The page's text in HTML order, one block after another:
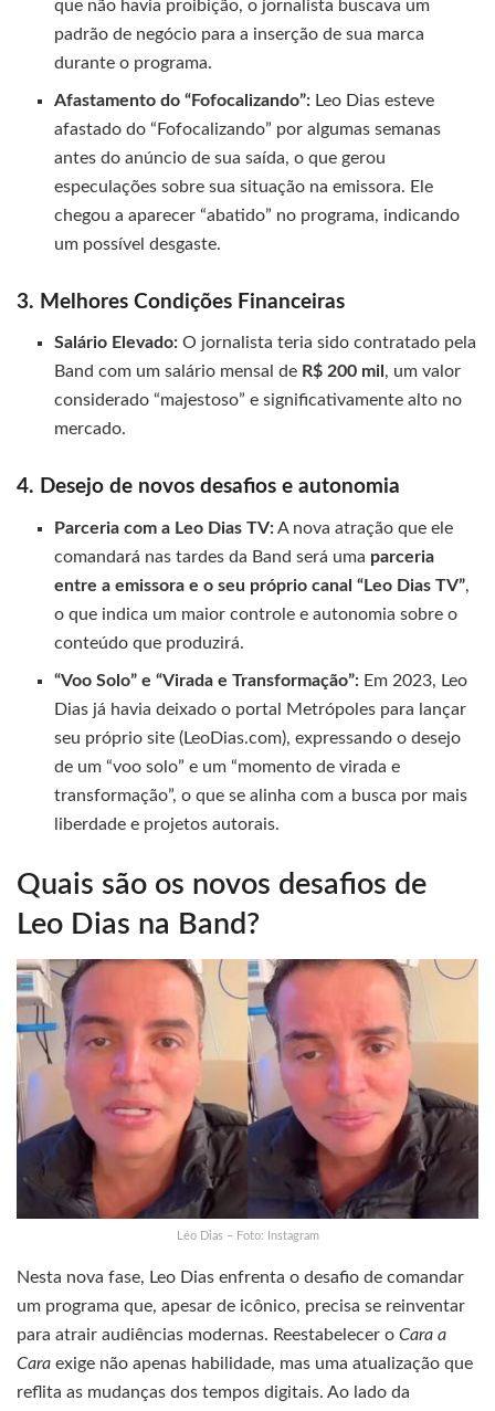
que não havia proibição, o jornalista buscava um
padrão de negócio para a inserção de sua marca
durante o programa.
Afastamento do “Fofocalizando”: Leo Dias esteve
afastado do “Fofocalizando” por algumas semanas
antes do anúncio de sua saída, o que gerou
especulações sobre sua situação na emissora. Ele
chegou a aparecer “abatido” no programa, indicando
um possível desgaste.
3. Melhores Condições Financeiras
Salário Elevado: O jornalista teria sido contratado pela
Band com um salário mensal de R$ 200 mil , um valor
considerado “majestoso” e significativamente alto no
mercado.
4. Desejo de novos desafios e autonomia
Parceria com a Leo Dias TV:A nova atração que ele
comandará nas tardes da Band será uma parceria
entre a emissora e o seu próprio canal “Leo Dias TV”,
o que indica um maior controle e autonomia sobre o
conteúdo que produzirá.
“Voo Solo” e “Virada e Transformação”: Em 2023, Leo
Dias já havia deixado o portal Metrópoles para lançar
seu próprio site (LeoDias.com), expressando o desejo
de um “voo solo” e um “momento de virada e
transformação”, o que se alinha com a busca por mais
liberdade e projetos autorais.
Quais são os novos desafios de
Leo Dias na Band?
Léo Dias – Foto: Instagram
Nesta nova fase, Leo Dias enfrenta o desafio de comandar
um programa que, apesar de icônico, precisa se reinventar
para atrair audiências modernas. Reestabelecer o Cara a
Cara exige não apenas habilidade, mas uma atualização que
reflita as mudanças dos tempos digitais. Ao lado da